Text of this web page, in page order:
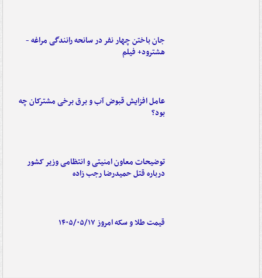
جان باختن چهار نفر در سانحه رانندگی مراغه -
هشترود+ فیلم
عامل افزایش قبوض آب و برق برخی مشترکان چه
بود؟
توضیحات معاون امنیتی و انتظامی وزیر کشور
درباره قتل حمیدرضا رجب زاده
قیمت طلا و سکه امروز ۱۴۰۵/۰۵/۱۷